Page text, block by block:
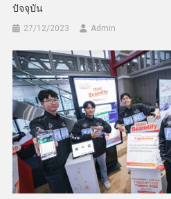
ปัจจุบัน
27/12/2023 Admin